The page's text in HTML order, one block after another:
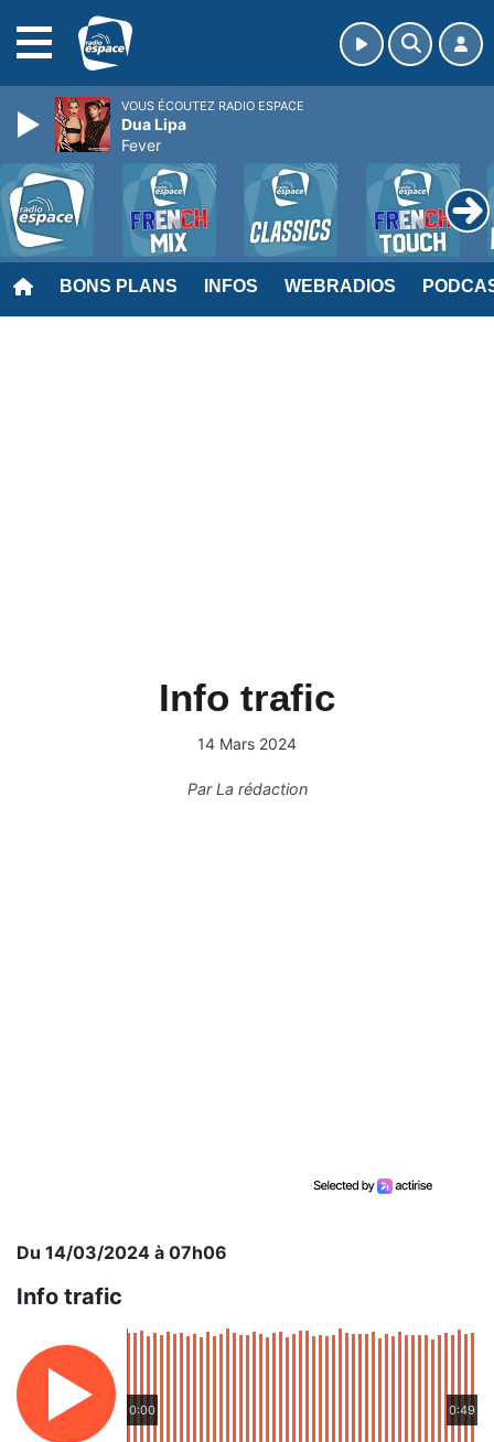
BONS PLANS INFOS WEBRADIOS
Info trafic
14 Mars 2024
ParLa rédaction
Du 14/03/2024 à 07h06
Info trafic
0:00 0:49
VOUS ÉCOUTEZ RADIO ESPACE
Dua Lipa
Fever